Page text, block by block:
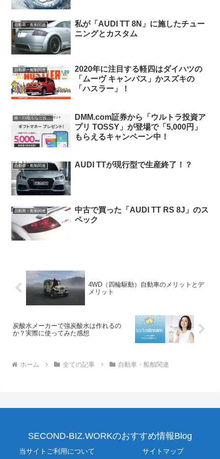
自動車・船舶関連
私が「AUDI TT 8N」に施したチュー
ニングとカスタム
自動車・船舶関連
2020年に注目する軽四はダイハツの
「ムーヴ キャンバス」かスズキの
「ハスラー」！
株・FX取引など投資関連
DMM.com証券から「ウルトラ投資ア
プリ TOSSY」が登場で「5,000円」
もらえるキャンペーン中！
自動車・船舶関連 AUDI TTが現行型で生産終了！？
自動車・船舶関連
中古で買った「AUDI TT RS 8J」のス
ペック
4WD（四輪駆動）自動車のメリットとデ
メリット
炭酸水メーカーで強炭酸水は作れるの
か？実際に使ってみた感想
ホーム 全ての記事 自動車・船舶関連
SECOND-BIZ.WORKのおすすめ情報Blog
当サイトご利用について サイトマップ